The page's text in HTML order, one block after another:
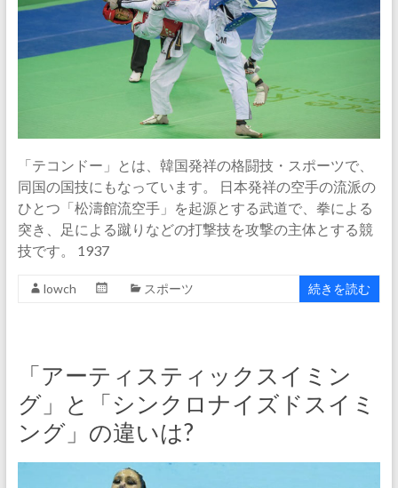
「テコンドー」とは、韓国発祥の格闘技・スポーツで、
同国の国技にもなっています。 日本発祥の空手の流派の
ひとつ「松濤館流空手」を起源とする武道で、拳による
突き、足による蹴りなどの打撃技を攻撃の主体とする競
技です。 1937
lowch スポーツ 続きを読む
「アーティスティックスイミン
グ」と「シンクロナイズドスイミ
ング」の違いは?